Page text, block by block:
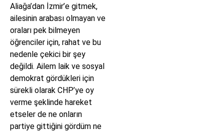
Aliağa’dan İzmir’e gitmek,
ailesinin arabası olmayan ve
oraları pek bilmeyen
öğrenciler için, rahat ve bu
nedenle çekici bir şey
değildi. Ailem laik ve sosyal
demokrat gördükleri için
sürekli olarak CHP’ye oy
verme şeklinde hareket
etseler de ne onların
partiye gittiğini gördüm ne